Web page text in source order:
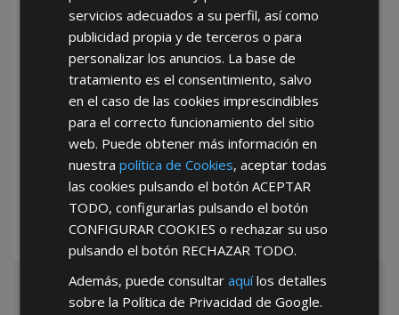
*Abstenerse particulares, sólo venta a tiendas y empresas minoristas y
servicios adecuados a su perfil, así como
publicidad propia y de terceros o para
personalizar los anuncios. La base de
tratamiento es el consentimiento, salvo
en el caso de las cookies imprescindibles
para el correcto funcionamiento del sitio
web. Puede obtener más información en
nuestrapolítica de Cookies, aceptar todas
las cookies pulsando el botónACEPTAR
TODO, configurarlas pulsando el botón
CONFIGURAR COOKIES o rechazar su uso
pulsando el botón RECHAZAR TODO.
Además, puede consultaraquílos detalles
sobre la Política de Privacidad de Google.